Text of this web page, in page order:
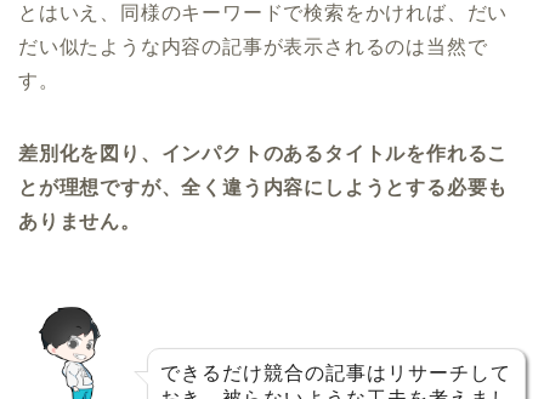
とはいえ、同様のキーワードで検索をかければ、だい
だい似たような内容の記事が表示されるのは当然で
す。
差別化を図り、インパクトのあるタイトルを作れるこ
とが理想ですが、全く違う内容にしようとする必要も
ありません。
できるだけ競合の記事はリサーチして